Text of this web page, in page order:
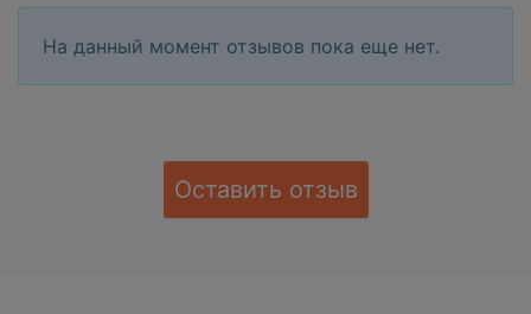
На данный момент отзывов пока еще нет.
Оставить отзыв